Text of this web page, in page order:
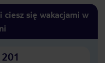
ciesz się wakacjami w